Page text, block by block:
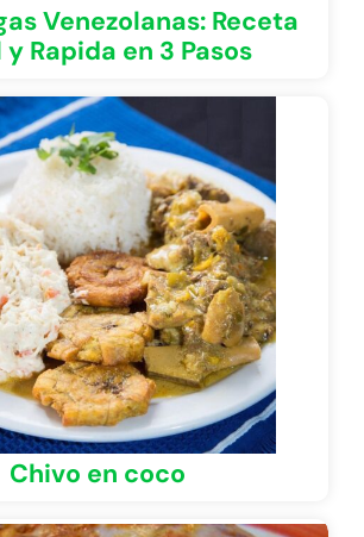
Venezolanas: Receta
y Rapida en 3 Pasos
Chivo en coco